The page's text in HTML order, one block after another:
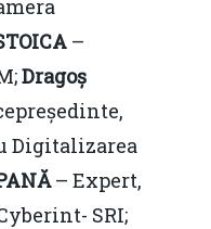
–
Dragoș
Digitalizarea
– Expert,
SRI;